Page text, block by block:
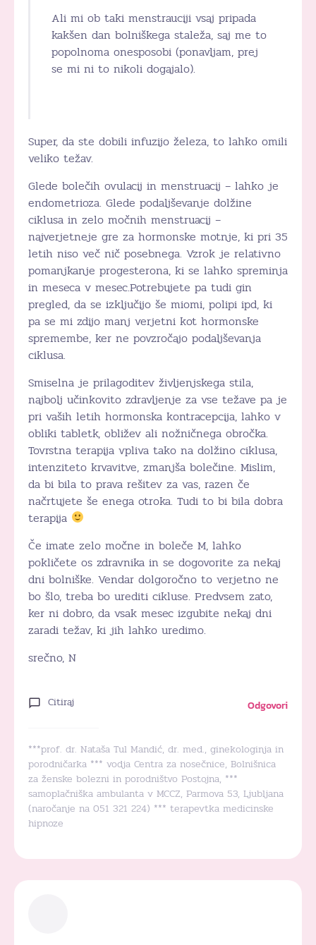
Ali mi ob taki menstrauciji vsaj pripada
kakšen dan bolniškega staleža, saj me to
popolnoma onesposobi (ponavljam, prej
se mi ni to nikoli dogajalo).
Super, da ste dobili infuzijo železa, to lahko omili
veliko težav.
Glede bolečih ovulacij in menstruacij – lahko je
endometrioza. Glede podaljševanje dolžine
ciklusa in zelo močnih menstruacij –
najverjetneje gre za hormonske motnje, ki pri 35
letih niso več nič posebnega. Vzrok je relativno
pomanjkanje progesterona, ki se lahko spreminja
in meseca v mesec.Potrebujete pa tudi gin
pregled, da se izključijo še miomi, polipi ipd, ki
pa se mi zdijo manj verjetni kot hormonske
spremembe, ker ne povzročajo podaljševanja
ciklusa.
Smiselna je prilagoditev življenjskega stila,
najbolj učinkovito zdravljenje za vse težave pa je
pri vaših letih hormonska kontracepcija, lahko v
obliki tabletk, obližev ali nožničnega obročka.
Tovrstna terapija vpliva tako na dolžino ciklusa,
intenziteto krvavitve, zmanjša bolečine. Mislim,
da bi bila to prava rešitev za vas, razen če
načrtujete še enega otroka. Tudi to bi bila dobra
terapija
Če imate zelo močne in boleče M, lahko
pokličete os zdravnika in se dogovorite za nekaj
dni bolniške. Vendar dolgoročno to verjetno ne
bo šlo, treba bo urediti cikluse. Predvsem zato,
ker ni dobro, da vsak mesec izgubite nekaj dni
zaradi težav, ki jih lahko uredimo.
srečno, N
Citiraj Odgovori
***prof. dr. Nataša Tul Mandić, dr. med., ginekologinja in
porodničarka *** vodja Centra za nosečnice, Bolnišnica
za ženske bolezni in porodništvo Postojna, ***
samoplačniška ambulanta v MCCZ, Parmova 53, Ljubljana
(naročanje na 051 321 224) *** terapevtka medicinske
hipnoze